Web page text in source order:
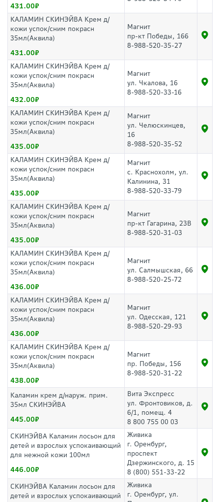
431.00
КАЛАМИН СКИНЭЙВА Крем д/
кожи успок/сним покрасн
35мл(Аквила)
431.00
Магнит
пр-кт Победы, 166
8-988-520-35-27
КАЛАМИН СКИНЭЙВА Крем д/
кожи успок/сним покрасн
35мл(Аквила)
432.00
Магнит
ул. Чкалова, 16
8-988-520-33-16
КАЛАМИН СКИНЭЙВА Крем д/
кожи успок/сним покрасн
35мл(Аквила)
435.00
Магнит
ул. Челюскинцев,
16
8-988-520-35-52
КАЛАМИН СКИНЭЙВА Крем д/
кожи успок/сним покрасн
35мл(Аквила)
435.00
Магнит
с. Краснохолм, ул.
Калинина, 31
8-988-520-33-79
КАЛАМИН СКИНЭЙВА Крем д/
кожи успок/сним покрасн
35мл(Аквила)
435.00
Магнит
пр-кт Гагарина, 23В
8-988-520-31-03
КАЛАМИН СКИНЭЙВА Крем д/
кожи успок/сним покрасн
35мл(Аквила)
436.00
Магнит
ул. Салмышская, 66
8-988-520-25-72
КАЛАМИН СКИНЭЙВА Крем д/
кожи успок/сним покрасн
35мл(Аквила)
436.00
Магнит
ул. Одесская, 121
8-988-520-29-93
КАЛАМИН СКИНЭЙВА Крем д/
кожи успок/сним покрасн
35мл(Аквила)
438.00
Магнит
пр. Победы, 156
8-988-520-31-22
Каламин крем д/наруж. прим.
35мл СКИНЭЙВА
445.00
Вита Экспресс
ул. Фронтовиков, д.
6/1, помещ. 4
8 800 755 00 03
СКИНЭЙВА Каламин лосьон для
детей и взрослых успокаивающий
для нежной кожи 100мл
446.00
Живика
г. Оренбург,
проспект
Дзержинского, д. 15
8 (800) 551-33-22
СКИНЭЙВА Каламин лосьон для
детей и взрослых успокаивающий
Живика
г. Оренбург, ул.